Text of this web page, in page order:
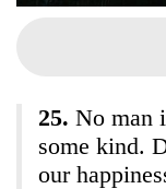
No man
some kind.
our